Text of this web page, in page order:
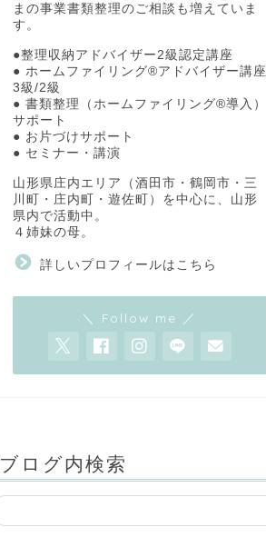
まの事業書類整理のご相談も増えていま
す。
●整理収納アドバイザー2級認定講座
● ホームファイリング®アドバイザー講座
3級/2級
● 書類整理（ホームファイリング®導入）
サポート
● お片づけサポート
● セミナー・講演
山形県庄内エリア（酒田市・鶴岡市・三
川町・庄内町・遊佐町）を中心に、山形
県内で活動中。
４姉妹の母。
詳しいプロフィールはこちら
＼ Follow me ／
ブログ内検索